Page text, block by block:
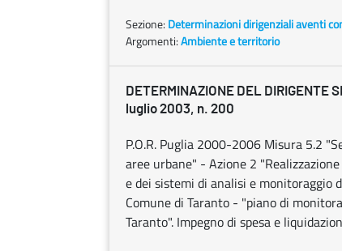
Sezione: Determinazioni dirigenziali aventi
Argomenti:Ambiente e territorio
DETERMINAZIONE DEL DIRIGENTE
luglio 2003, n. 200
P.O.R. Puglia 2000-2006 Misura 5.2
aree urbane" - Azione 2
e dei sistemi di analisi e
Comune di Taranto - "piano di
Taranto". Impegno di spesa e